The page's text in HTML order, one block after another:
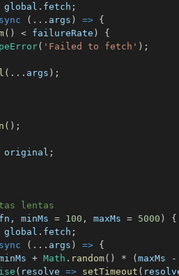
global . fetch ;
( ... args ) => {
( ) < failureRate )
{
( 'Failed to fetch' ) ;
( ... args ) ;
( ) ;
original ;
lentas
fn , minMs = 100 , maxMs = 5000 )
{
global . fetch ;
( ... args ) => {
+ Math . random( ) * (maxMs -
( resolve => setTimeout (